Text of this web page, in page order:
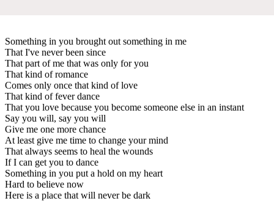
Something in you brought out something in me
That I've never been since
That part of me that was only for you
That kind of romance
Comes only once that kind of love
That kind of fever dance
That you love because you become someone else in an instant
Say you will, say you will
Give me one more chance
At least give me time to change your mind
That always seems to heal the wounds
If I can get you to dance
Something in you put a hold on my heart
Hard to believe now
Here is a place that will never be dark